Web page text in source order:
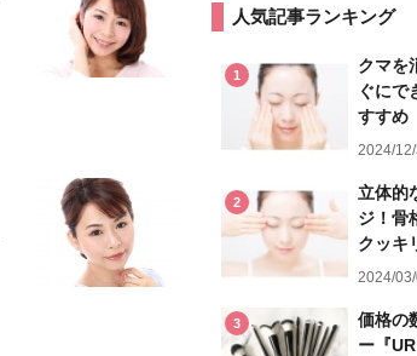
人気記事ランキング
1
クマを
ぐにで
すすめ
2024/
2
立体的
ジ！骨
クッキ
2024/
3
価格の
ー『